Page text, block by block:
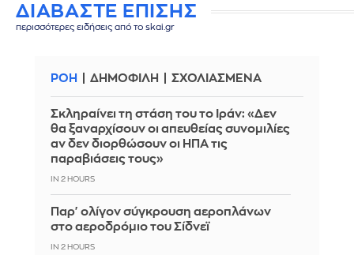
ΔΙΑΒΑΣΤΕ ΕΠΙΣΗΣ
περισσότερες ειδήσεις από το skai.gr
ΡΟΗ ΔΗΜΟΦΙΛΗ ΣΧΟΛΙΑΣΜΕΝΑ
Σκληραίνει τη στάση του το Ιράν: «Δεν
θα ξαναρχίσουν οι απευθείας συνομιλίες
αν δεν διορθώσουν οι ΗΠΑ τις
παραβιάσεις τους»
IN 2 HOURS
Παρ' ολίγον σύγκρουση αεροπλάνων
στο αεροδρόμιο του Σίδνεϊ
IN 2 HOURS